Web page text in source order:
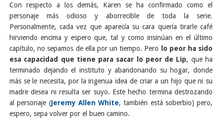
Con respecto a los demás, Karen se ha confirmado como el
personaje más odioso y aborrecible de toda la serie.
Personalmente, cada vez que aparecía su cara quería tirarle café
hirviendo encima y espero que, tal y como insinúan en el último
capítulo, no sepamos de ella por un tiempo. Pero lo peor ha sido
esa capacidad que tiene para sacar lo peor de Lip, que ha
terminado dejando el instituto y abandonando su hogar, donde
más se le necesita, por la ingenua idea de criar a un hijo que ni su
madre desea ni resulta ser suyo. Este hecho termina destrozando
al personaje (Jeremy Allen White, también está soberbio) pero,
espero, sepa volver por el buen camino.